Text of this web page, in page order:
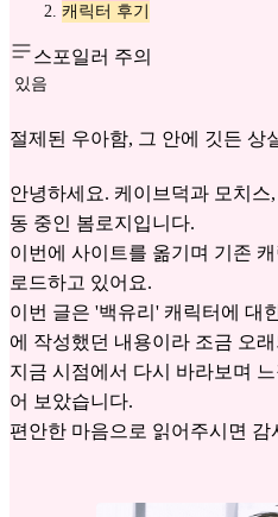
캐릭터 후기
스포일러 주의
있음
절제된 우아함, 그 안에 깃든 상
안녕하세요. 케이브덕과 모치
동 중인 봄로지입니다.
이번에 사이트를 옮기며 기존
로드하고 있어요.
이번 글은 '백유리' 캐릭터에 대
에 작성했던 내용이라 조금 오
지금 시점에서 다시 바라보며
어 보았습니다.
편안한 마음으로 읽어주시면 감